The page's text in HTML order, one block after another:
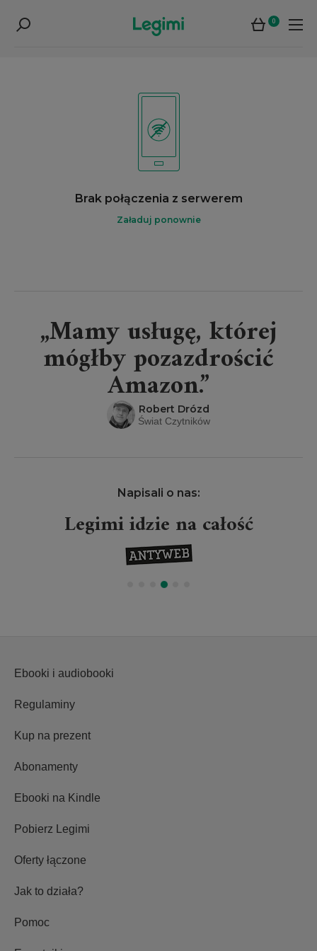
0
Brak połączenia z serwerem
Załaduj ponownie
„Mamy usługę, której
mógłby pozazdrościć
Amazon.”
Robert Drózd
Świat Czytników
Napisali o nas:
Legimi idzie na całość
Ebooki i audiobooki
Regulaminy
Kup na prezent
Abonamenty
Ebooki na Kindle
Pobierz Legimi
Oferty łączone
Jak to działa?
Pomoc